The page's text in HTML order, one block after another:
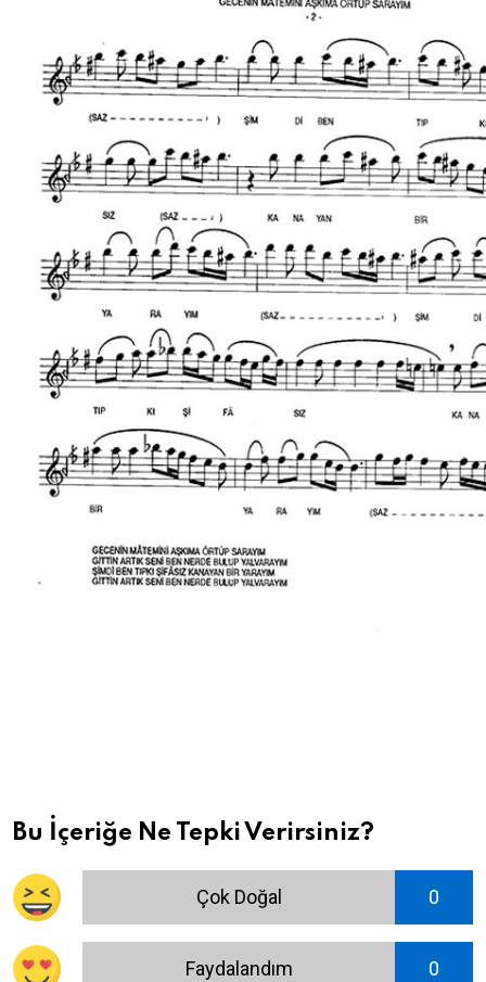
Bu İçeriğe Ne Tepki Verirsiniz?
Çok Doğal 0
Faydalandım 0